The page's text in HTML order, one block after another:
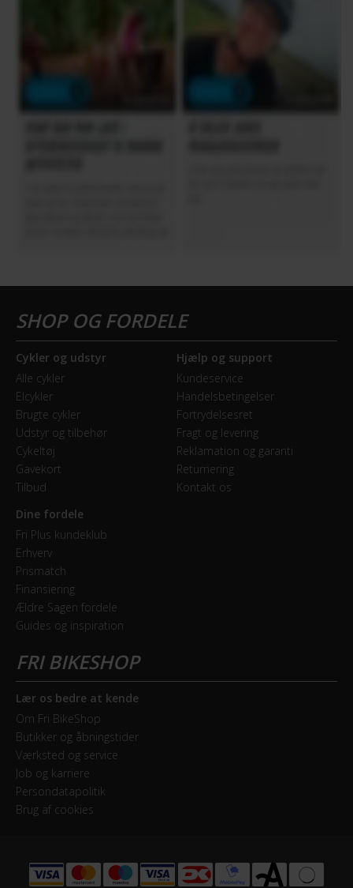
Cykler og udstyr
Alle cykler
Elcykler
Brugte cykler
Udstyr og tilbehør
Cykeltøj
Gavekort
Tilbud
Hjælp og support
Kundeservice
Handelsbetingelser
Fortrydelsesret
Fragt og levering
Reklamation og garanti
Returnering
Kontakt os
Dine fordele
Fri Plus kundeklub
Erhverv
Prismatch
Finansiering
Ældre Sagen fordele
Guides og inspiration
Lær os bedre at kende
Om Fri BikeShop
Butikker og åbningstider
Værksted og service
Job og karriere
Persondatapolitik
Brug af cookies